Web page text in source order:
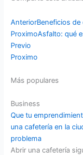
AnteriorBeneficios
ProximoAsfalto: qué
Previo
Proximo
Más populares
Business
Que tu
una cafetería en la
problema
Abrir una cafetería